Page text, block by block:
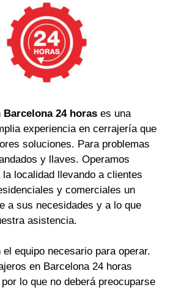
24 horas es una
experiencia en cerrajería que
soluciones. Para problemas
y llaves. Operamos
la localidad llevando a clientes
y comerciales un
a sus necesidades y a lo que
asistencia.
equipo necesario para operar.
en Barcelona 24 horas
lo que no deberá preocuparse